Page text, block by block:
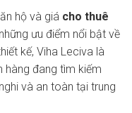
hộ và giá cho thuê
ưu điểm nổi bật về
kế, Viha Leciva là
hàng đang tìm kiếm
và an toàn tại trung